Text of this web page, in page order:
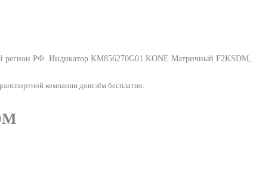
регион РФ. Индикатор KM856270G01 KONE Матричный F2KSDM,
компании довезём бесплатно.